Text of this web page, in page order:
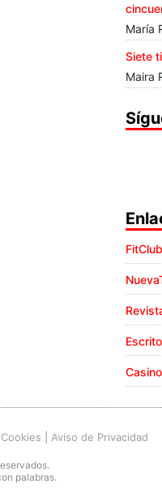
María
Siete
Maira
Aviso de Privacidad
palabras.